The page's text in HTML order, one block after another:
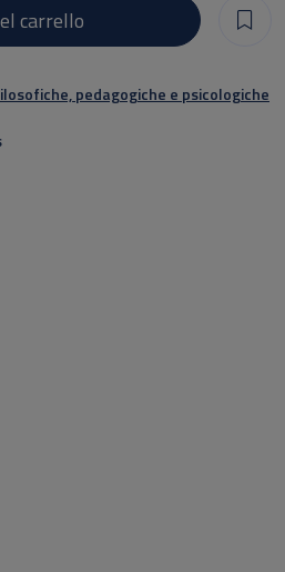
carrello
pedagogiche e psicologiche